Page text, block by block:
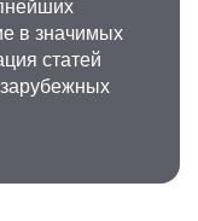
в значимых
статей